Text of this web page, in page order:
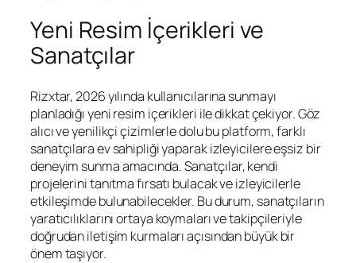
Yeni Resim İçerikleri ve
Sanatçılar
Rizxtar, 2026 yılında kullanıcılarına sunmayı
planladığı yeni resim içerikleri ile dikkat çekiyor. Göz
alıcı ve yenilikçi çizimlerle dolu bu platform, farklı
sanatçılara ev sahipliği yaparak izleyicilere eşsiz bir
deneyim sunma amacında. Sanatçılar, kendi
projelerini tanıtma fırsatı bulacak ve izleyicilerle
etkileşimde bulunabilecekler. Bu durum, sanatçıların
yaratıcılıklarını ortaya koymaları ve takipçileriyle
doğrudan iletişim kurmaları açısından büyük bir
önem taşıyor.